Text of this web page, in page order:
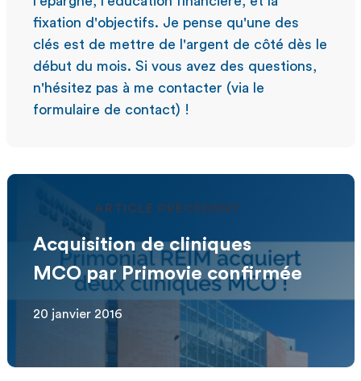
fixation d'objectifs. Je pense qu'une des
clés est de mettre de l'argent de côté dès le
début du mois. Si vous avez des questions,
n'hésitez pas à me contacter (via le
formulaire de contact) !
ARTICLE PRÉCÉDENT
Acquisition de cliniques
MCO par Primovie confirmée
20 janvier 2016